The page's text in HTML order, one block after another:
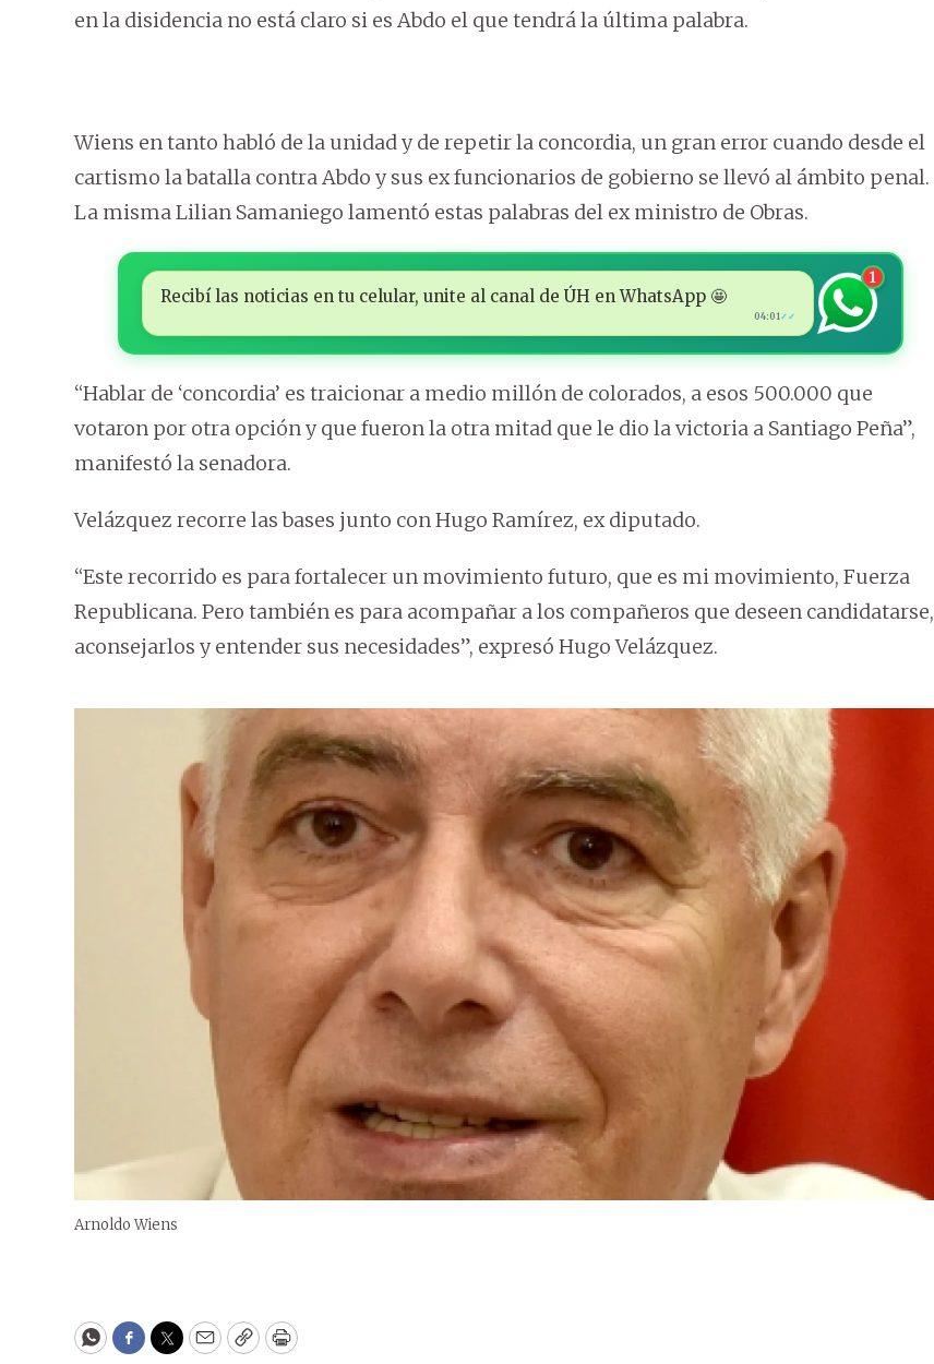
en la disidencia no está claro si es Abdo el que tendrá la última palabra.
Wiens en tanto habló de la unidad y de repetir la concordia, un gran error cuando desde el
cartismo la batalla contra Abdo y sus ex funcionarios de gobierno se llevó al ámbito penal.
La misma Lilian Samaniego lamentó estas palabras del ex ministro de Obras.
Recibí las noticias en tu celular, unite al canal de ÚH en WhatsApp 🤩
04:01✓✓
1
“Hablar de ‘concordia’ es traicionar a medio millón de colorados, a esos 500.000 que
votaron por otra opción y que fueron la otra mitad que le dio la victoria a Santiago Peña”,
manifestó la senadora.
Velázquez recorre las bases junto con Hugo Ramírez, ex diputado.
“Este recorrido es para fortalecer un movimiento futuro, que es mi movimiento, Fuerza
Republicana. Pero también es para acompañar a los compañeros que deseen candidatarse,
aconsejarlos y entender sus necesidades”, expresó Hugo Velázquez.
Arnoldo Wiens
WhatsApp
Facebook
Twitter
EmailCopyPrint